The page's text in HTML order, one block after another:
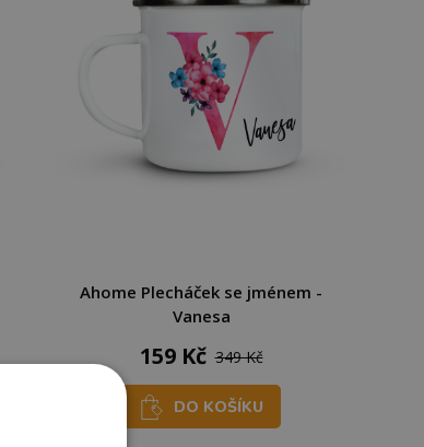
Ahome Plecháček se jménem -
Vanesa
159 Kč 349 Kč
DO KOŠÍKU